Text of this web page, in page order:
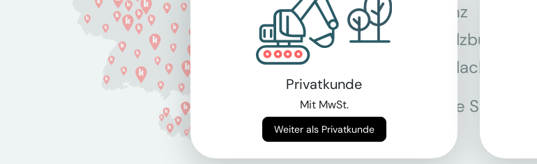
Linz
Salzburg
Villach
Alle Standorte
Privatkunde
Mit MwSt.
Weiter als Privatkunde